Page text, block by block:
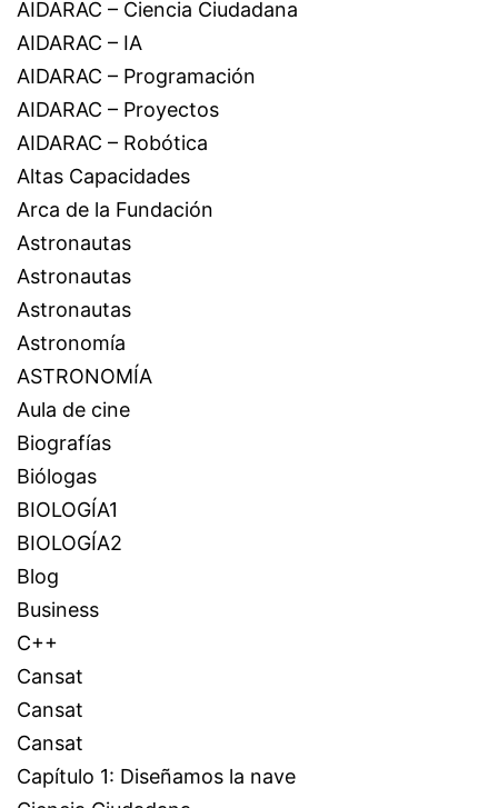
AIDARAC – Ciencia Ciudadana
AIDARAC – IA
AIDARAC – Programación
AIDARAC – Proyectos
AIDARAC – Robótica
Altas Capacidades
Arca de la Fundación
Astronautas
Astronautas
Astronautas
Astronomía
ASTRONOMÍA
Aula de cine
Biografías
Biólogas
BIOLOGÍA1
BIOLOGÍA2
Blog
Business
C++
Cansat
Cansat
Cansat
Capítulo 1: Diseñamos la nave